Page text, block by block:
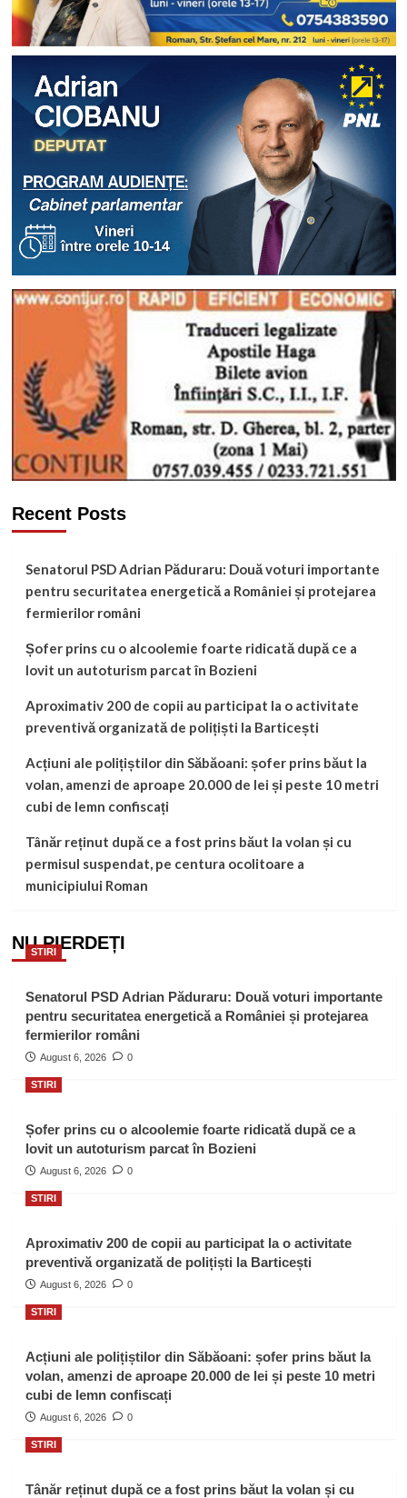
Recent Posts
Senatorul PSD Adrian Păduraru: Două voturi importante
pentru securitatea energetică a României și protejarea
fermierilor români
Șofer prins cu o alcoolemie foarte ridicată după ce a
lovit un autoturism parcat în Bozieni
Aproximativ 200 de copii au participat la o activitate
preventivă organizată de polițiști la Barticești
Acțiuni ale polițiștilor din Săbăoani: șofer prins băut la
volan, amenzi de aproape 20.000 de lei și peste 10 metri
cubi de lemn confiscați
Tânăr reținut după ce a fost prins băut la volan și cu
permisul suspendat, pe centura ocolitoare a
municipiului Roman
NU PIERDEȚI
STIRI
Senatorul PSD Adrian Păduraru: Două voturi importante
pentru securitatea energetică a României și protejarea
fermierilor români
August 6, 2026 0
STIRI
Șofer prins cu o alcoolemie foarte ridicată după ce a
lovit un autoturism parcat în Bozieni
August 6, 2026 0
STIRI
Aproximativ 200 de copii au participat la o activitate
preventivă organizată de polițiști la Barticești
August 6, 2026 0
STIRI
Acțiuni ale polițiștilor din Săbăoani: șofer prins băut la
volan, amenzi de aproape 20.000 de lei și peste 10 metri
cubi de lemn confiscați
August 6, 2026 0
STIRI
Tânăr reținut după ce a fost prins băut la volan și cu